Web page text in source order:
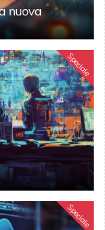
nuova
Speciale
Speciale